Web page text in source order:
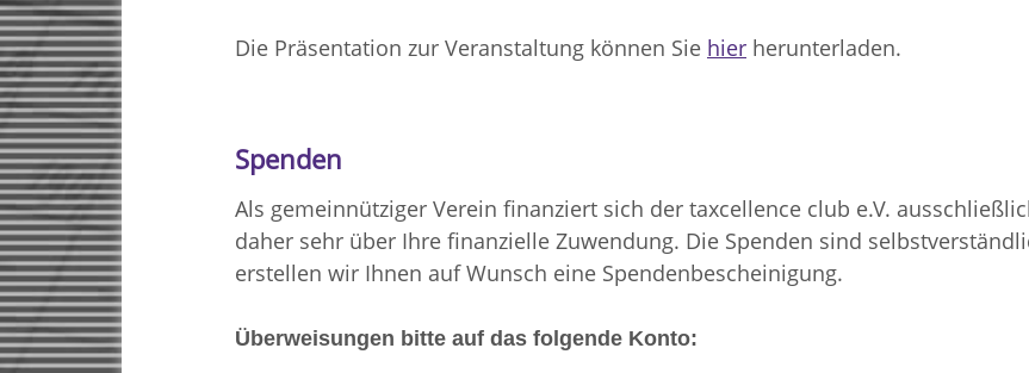
Die Präsentation zur Veranstaltung können Sie hier herunterladen.
Spenden
Als gemeinnütziger Verein finanziert sich der taxcellence club e.V.
daher sehr über Ihre finanzielle Zuwendung. Die Spenden sind
erstellen wir Ihnen auf Wunsch eine Spendenbescheinigung.
Überweisungen bitte auf das folgende Konto: